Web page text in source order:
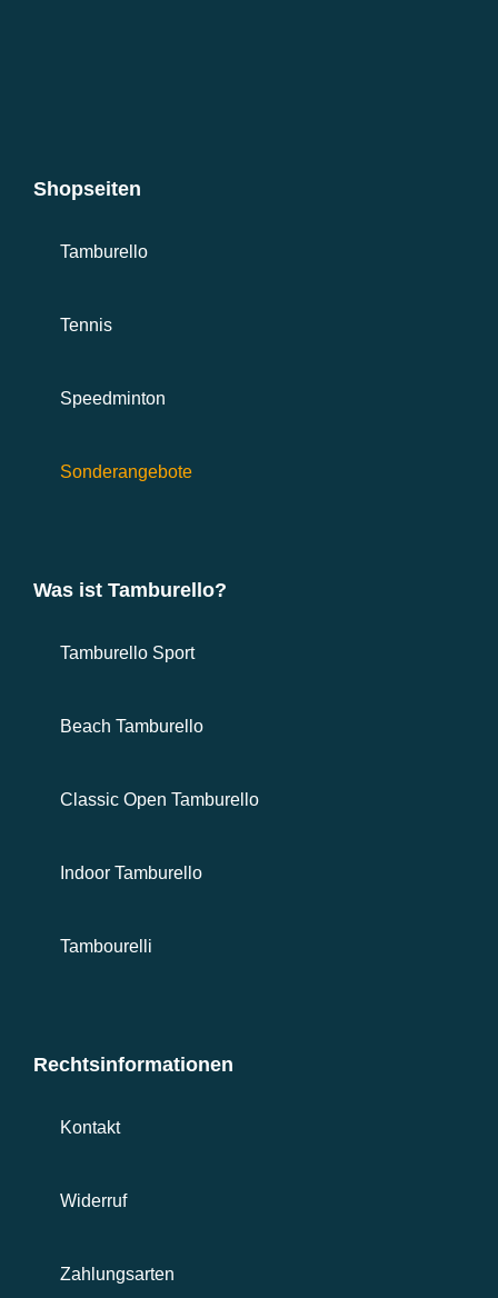
Shopseiten
Tamburello
Tennis
Speedminton
Sonderangebote
Was ist Tamburello?
Tamburello Sport
Beach Tamburello
Classic Open Tamburello
Indoor Tamburello
Tambourelli
Rechtsinformationen
Kontakt
Widerruf
Zahlungsarten